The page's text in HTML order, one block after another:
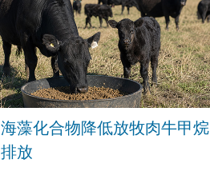
海藻化合物降低放牧肉牛甲烷
排放